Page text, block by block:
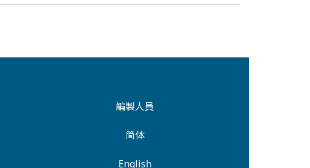
編製人員
简体
English